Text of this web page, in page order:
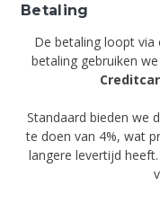
Betaling
De betaling loopt via
betaling gebruiken we
Standaard bieden we
te doen van 4%, wat
langere levertijd